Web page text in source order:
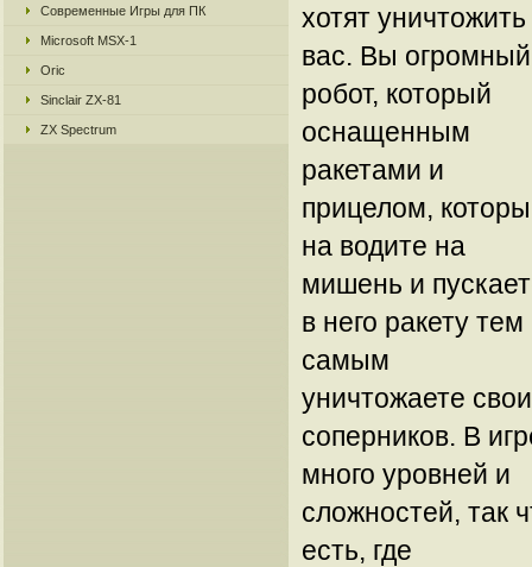
Современные Игры для ПК
Microsoft MSX-1
Oric
Sinclair ZX-81
ZX Spectrum
хотят уничтожить
вас. Вы огромный
робот, который
оснащенным
ракетами и
прицелом,
на водите на
мишень и
в него ракету тем
самым
уничтожаете
соперников. В
много уровней и
сложностей, так
есть, где